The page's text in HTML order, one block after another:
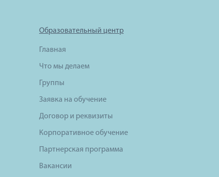
Образовательный центр
Главная
Что мы делаем
Группы
Заявка на обучение
Договор и реквизиты
Корпоративное обучение
Партнерская программа
Вакансии